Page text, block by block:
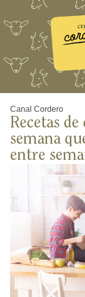
Canal Cordero
Recetas
semana
entre